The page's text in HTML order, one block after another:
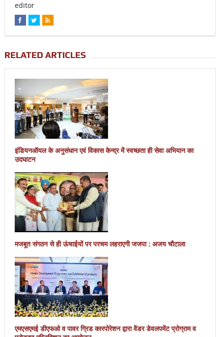
editor
RELATED ARTICLES
इंडियनऑयल के अनुसंधान एवं विकास केन्द्र में स्वच्छता ही सेवा अभियान का
उदघाटन
मजबूत संगठन से ही ऊंचाईयों पर परचम लहराएगी जजपा : अजय चौटाला
एमएसएमई डीएफओ व पावर ग्रिड कारपोरेशन द्वारा वेंडर डेवलपमेंट प्रोग्राम व